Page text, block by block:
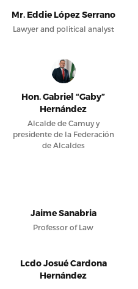
Mr. Eddie López Serrano
Lawyer and political analyst
Hon. Gabriel “Gaby”
Hernández
Alcalde de Camuy y
presidente de la Federación
de Alcaldes
Jaime Sanabria
Professor of Law
Lcdo Josué Cardona
Hernández